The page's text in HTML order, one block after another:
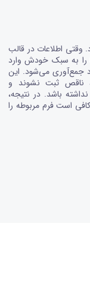
وقتی اطلاعات در قالب
را به سبک خودش وارد
جمع‌آوری می‌شود. این
ناقص ثبت نشوند و
باشد. در نتیجه،
است فرم مربوطه را